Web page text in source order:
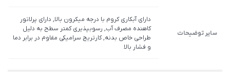
سایر توضیحات
دارای آبکاری کروم با درجه میکرون بالا, دارای پرلاتور
کاهنده مصرف آب, رسوب­پذیری کم­تر سطح به دلیل
طراحی خاص بدنه, کارتریج سرامیکی مقاوم در برابر دما
و فشار بالا